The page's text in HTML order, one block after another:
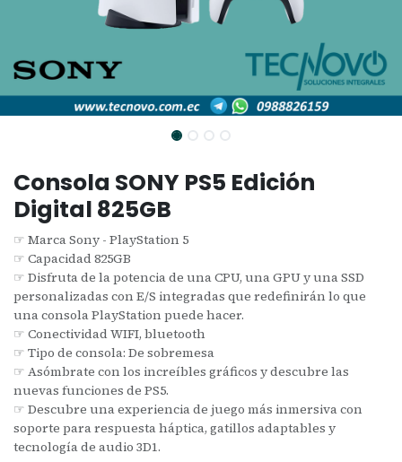
Consola SONY PS5 Edición
Digital 825GB
☞ Marca Sony - PlayStation 5
☞ Capacidad 825GB
☞ Disfruta de la potencia de una CPU, una GPU y una SSD
personalizadas con E/S integradas que redefinirán lo que
una consola PlayStation puede hacer.
☞ Conectividad WIFI, bluetooth
☞ Tipo de consola: De sobremesa
☞ Asómbrate con los increíbles gráficos y descubre las
nuevas funciones de PS5.
☞ Descubre una experiencia de juego más inmersiva con
soporte para respuesta háptica, gatillos adaptables y
tecnología de audio 3D1.